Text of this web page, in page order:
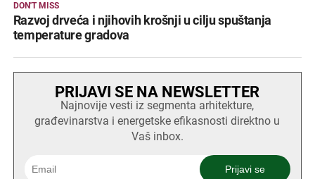
DON'T MISS
Razvoj drveća i njihovih krošnji u cilju spuštanja
temperature gradova
PRIJAVI SE NA NEWSLETTER
Najnovije vesti iz segmenta arhitekture,
građevinarstva i energetske efikasnosti direktno u
Vaš inbox.